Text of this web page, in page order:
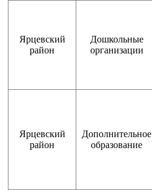
Ярцевский
район
Дошкольные
организации
Ярцевский
район
Дополнительное
образование